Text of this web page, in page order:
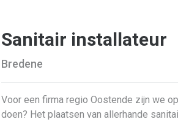
Sanitair installateur
Bredene
Voor een firma regio Oostende zijn we op
doen? Het plaatsen van allerhande sanitaire installaties + centrale verwarmingLeggen en aansluiten van